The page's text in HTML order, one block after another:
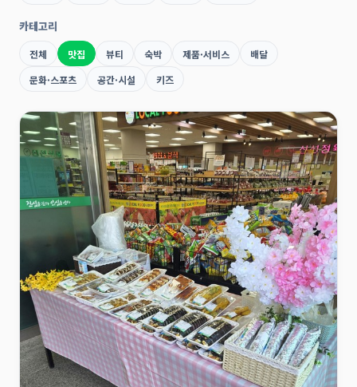
카테고리
전체 맛집 뷰티 숙박 제품·서비스
배달
문화·스포츠
공간·시설 키즈